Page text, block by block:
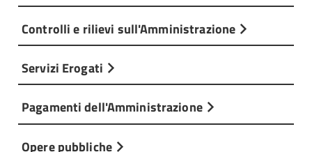
Controlli e rilievi sull'Amministrazione
Servizi Erogati
Pagamenti dell'Amministrazione
Opere pubbliche